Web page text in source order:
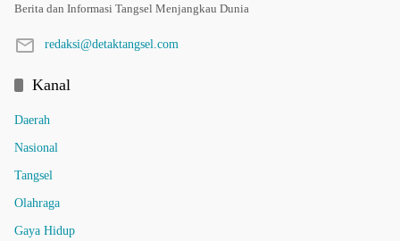
Berita dan Informasi Tangsel Menjangkau Dunia
redaksi@detaktangsel.com
Kanal
Daerah
Nasional
Tangsel
Olahraga
Gaya Hidup